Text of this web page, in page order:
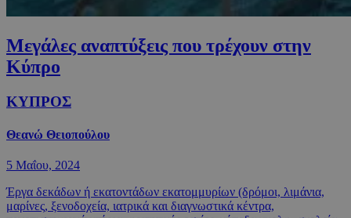
Mεγάλες αναπτύξεις που τρέχουν στην
Κύπρο
ΚΥΠΡΟΣ
Θεανώ Θειοπούλου
5 Μαΐου, 2024
Έργα δεκάδων ή εκατοντάδων εκατομμυρίων (δρόμοι, λιμάνια,
μαρίνες, ξενοδοχεία, ιατρικά και διαγνωστικά κέντρα,